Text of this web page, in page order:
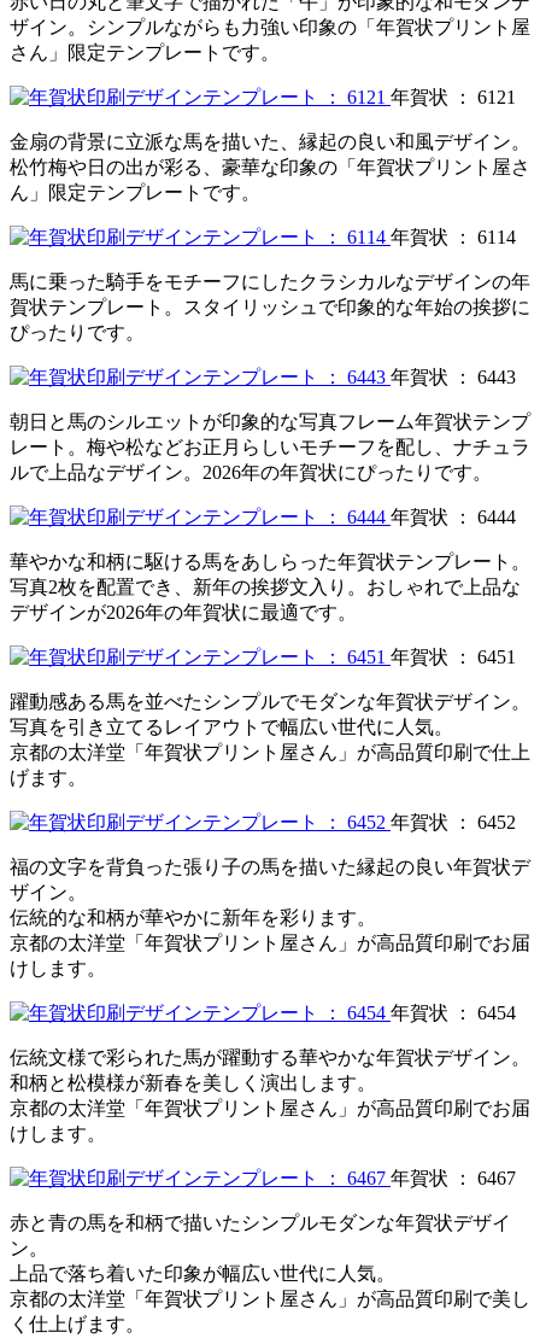
ザイン。シンプルながらも力強い印象の「年賀状プリント屋
さん」限定テンプレートです。
年賀状 ： 6121
金扇の背景に立派な馬を描いた、縁起の良い和風デザイン。
松竹梅や日の出が彩る、豪華な印象の「年賀状プリント屋さ
ん」限定テンプレートです。
年賀状 ： 6114
馬に乗った騎手をモチーフにしたクラシカルなデザインの年
賀状テンプレート。スタイリッシュで印象的な年始の挨拶に
ぴったりです。
年賀状 ： 6443
朝日と馬のシルエットが印象的な写真フレーム年賀状テンプ
レート。梅や松などお正月らしいモチーフを配し、ナチュラ
ルで上品なデザイン。2026年の年賀状にぴったりです。
年賀状 ： 6444
華やかな和柄に駆ける馬をあしらった年賀状テンプレート。
写真2枚を配置でき、新年の挨拶文入り。おしゃれで上品な
デザインが2026年の年賀状に最適です。
年賀状 ： 6451
躍動感ある馬を並べたシンプルでモダンな年賀状デザイン。
写真を引き立てるレイアウトで幅広い世代に人気。
京都の太洋堂「年賀状プリント屋さん」が高品質印刷で仕上
げます。
年賀状 ： 6452
福の文字を背負った張り子の馬を描いた縁起の良い年賀状デ
ザイン。
伝統的な和柄が華やかに新年を彩ります。
京都の太洋堂「年賀状プリント屋さん」が高品質印刷でお届
けします。
年賀状 ： 6454
伝統文様で彩られた馬が躍動する華やかな年賀状デザイン。
和柄と松模様が新春を美しく演出します。
京都の太洋堂「年賀状プリント屋さん」が高品質印刷でお届
けします。
年賀状 ： 6467
赤と青の馬を和柄で描いたシンプルモダンな年賀状デザイ
ン。
上品で落ち着いた印象が幅広い世代に人気。
京都の太洋堂「年賀状プリント屋さん」が高品質印刷で美し
く仕上げます。